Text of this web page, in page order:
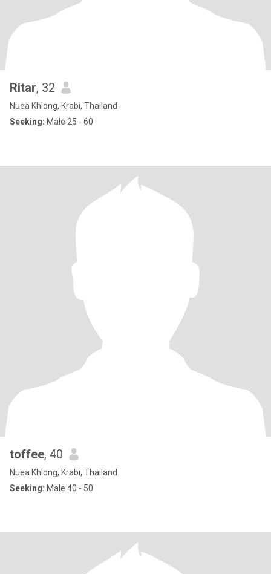
Ritar, 32
Nuea Khlong, Krabi, Thailand
Seeking: Male 25 - 60
toffee, 40
Nuea Khlong, Krabi, Thailand
Seeking: Male 40 - 50